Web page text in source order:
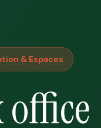
& Espaces
office